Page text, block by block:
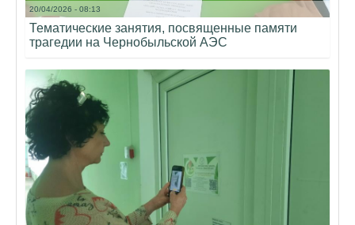
20/04/2026 - 08:13
Тематические занятия, посвященные памяти
трагедии на Чернобыльской АЭС